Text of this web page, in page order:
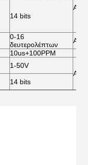
14 bits
0-16
δευτερολέπτων
10us+100PPM
1-50V
14 bits